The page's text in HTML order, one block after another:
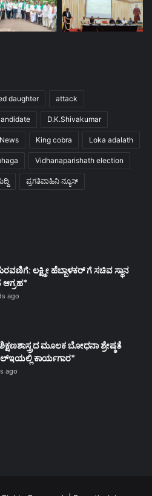
daughter attack
D.K.Shivakumar
King cobra Loka adalath
Vidhanaparishath election
ಪ್ರಗತಿವಾಹಿನಿ ನ್ಯೂಸ್
ಲಕ್ಷ್ಮೀ ಹೆಬ್ಬಾಳಕರ್ ಗೆ ಸಚಿವ ಸ್ಥಾನ
ಆಗ್ರಹ*
ago
ಮೂಲಕ ಬೋಧನಾ ಶ್ರೇಷ್ಠತೆ
ಕಾರ್ಯಗಾರ*
ago